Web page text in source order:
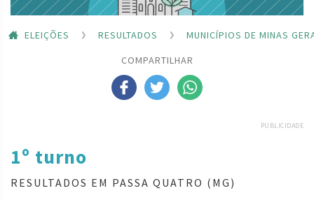
ELEIÇÕES RESULTADOS
MUNICÍPIOS DE MINAS
COMPARTILHAR
PUBLICIDADE
1º turno
RESULTADOS EM PASSA QUATRO (MG)